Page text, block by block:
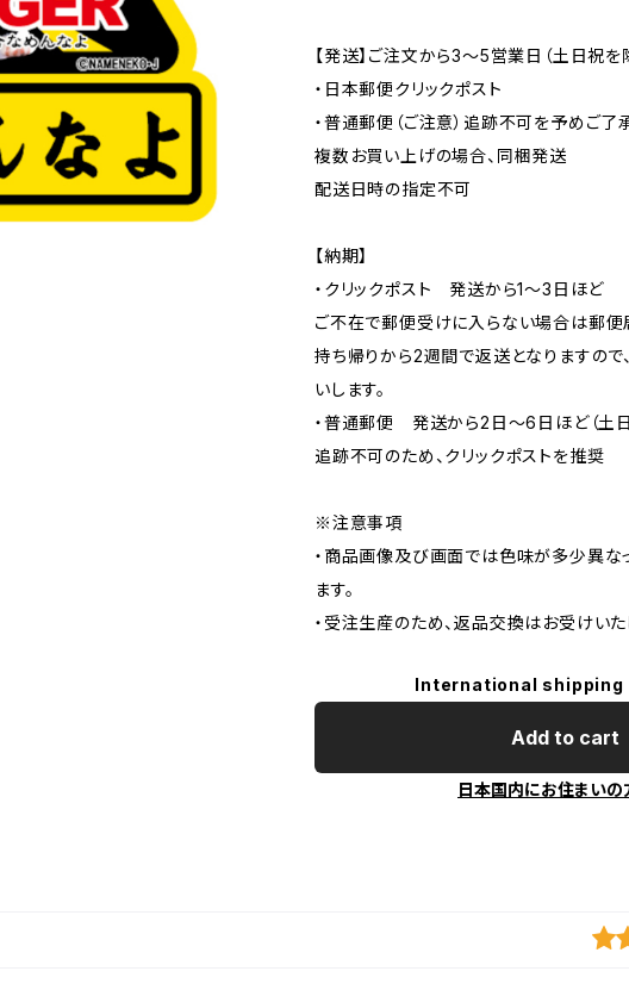
【発送】ご注文から3〜5営業日（土日祝を
・日本郵便クリックポスト
・普通郵便（ご注意）追跡不可を予めご了
複数お買い上げの場合、同梱発送
配送日時の指定不可
【納期】
・クリックポスト 発送から1〜3日ほど
ご不在で郵便受けに入らない場合は郵便
持ち帰りから2週間で返送となりますの
いします。
・普通郵便 発送から2日〜6日ほど（土日
追跡不可のため、クリックポストを推奨
※注意事項
・商品画像及び画面では色味が多少異な
ます。
・受注生産のため、返品交換はお受けいた
International shipping
Add to cart
日本国内にお住まいの